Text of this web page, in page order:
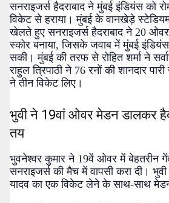
सनराइजर्स हैदराबाद ने मुंबई इंडियंस को
विकेट से हराया। मुंबई के वानखेड़े
खेलते हुए सनराइजर्स हैदराबाद ने 20
स्कोर बनाया, जिसके जवाब में मुंबई
सकी। मुंबई की तरफ से रोहित शर्मा ने
राहुल त्रिपाठी ने 76 रनों की शानदार
ने तीन विकेट लिए।
भुवी ने 19वां ओवर मेडन डालकर
तय
भुवनेश्वर कुमार ने 19वें ओवर में बेहतरीन
सनराइजर्स की मैच में वापसी करा दी।
यादव का एक विकेट लेने के साथ-साथ मेडन